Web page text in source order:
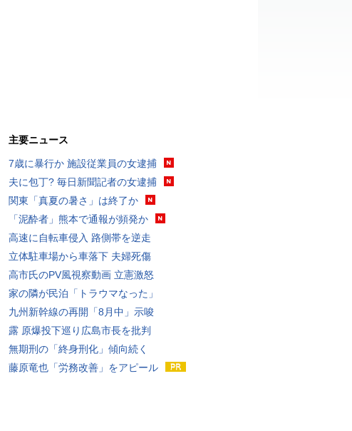
主要ニュース
7歳に暴行か 施設従業員の女逮捕
夫に包丁? 毎日新聞記者の女逮捕
関東「真夏の暑さ」は終了か
「泥酔者」熊本で通報が頻発か
高速に自転車侵入 路側帯を逆走
立体駐車場から車落下 夫婦死傷
高市氏のPV風視察動画 立憲激怒
家の隣が民泊「トラウマなった」
九州新幹線の再開「8月中」示唆
露 原爆投下巡り広島市長を批判
無期刑の「終身刑化」傾向続く
藤原竜也「労務改善」をアピール